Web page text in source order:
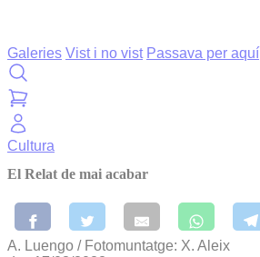
Galeries Vist i no vist Passava per aquí
Cultura
El Relat de mai acabar
A. Luengo / Fotomuntatge: X. Aleix